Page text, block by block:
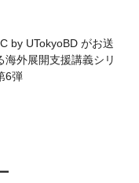
by UTokyoBD がお送
海外展開支援講義シリ
6弾